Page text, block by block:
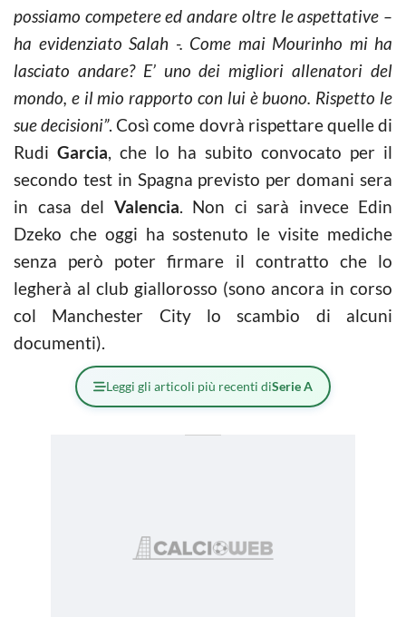
possiamo competere ed andare oltre le aspettative –
ha evidenziato Salah -. Come mai Mourinho mi ha
lasciato andare? E’ uno dei migliori allenatori del
mondo, e il mio rapporto con lui è buono. Rispetto le
sue decisioni”. Così come dovrà rispettare quelle di
Rudi Garcia, che lo ha subito convocato per il
secondo test in Spagna previsto per domani sera
in casa del Valencia. Non ci sarà invece Edin
Dzeko che oggi ha sostenuto le visite mediche
senza però poter firmare il contratto che lo
legherà al club giallorosso (sono ancora in corso
col Manchester City lo scambio di alcuni
documenti).
Leggi gli articoli più recenti diSerie A